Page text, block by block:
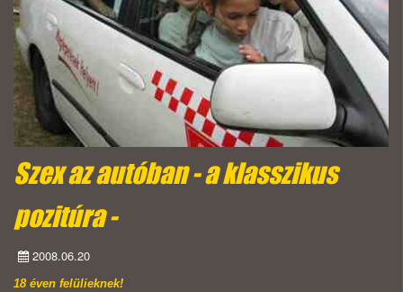
Szex az autóban - a klasszikus
pozitúra -
2008.06.20
18 éven felülieknek!